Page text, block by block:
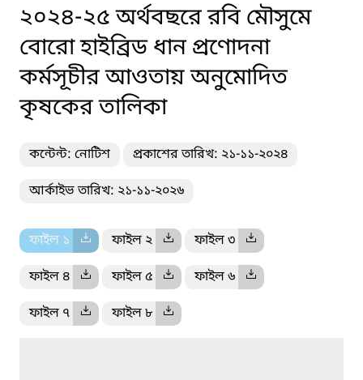
২০২৪-২৫ অর্থবছরে রবি মৌসুমে
বোরো হাইব্রিড ধান প্রণোদনা
কর্মসূচীর আওতায় অনুমোদিত
কৃষকের তালিকা
কন্টেন্ট: নোটিশ প্রকাশের তারিখ: ২১-১১-২০২৪
আর্কাইভ তারিখ: ২১-১১-২০২৬
ফাইল ১ ফাইল ২ ফাইল ৩
ফাইল ৪ ফাইল ৫ ফাইল ৬
ফাইল ৭ ফাইল ৮